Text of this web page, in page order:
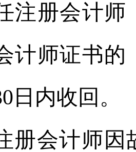
注册会计师
计师证书的
日内收回。
册会计师因